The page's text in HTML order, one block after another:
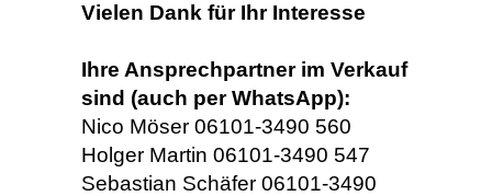
Vielen Dank für Ihr Interesse
Ihre Ansprechpartner im Verkauf
sind (auch per WhatsApp):
Nico Möser 06101-3490 560
Holger Martin 06101-3490 547
Sebastian Schäfer 06101-3490